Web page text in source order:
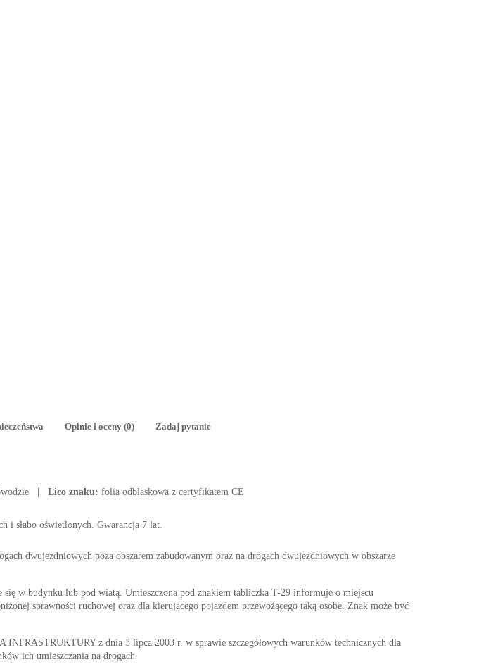
Opinie i oceny (0) Zadaj pytanie
Lico znaku: folia odblaskowa z certyfikatem CE
i słabo oświetlonych. Gwarancja 7 lat.
dwujezdniowych poza obszarem zabudowanym oraz na drogach dwujezdniowych w obszarze
się w budynku lub pod wiatą. Umieszczona pod znakiem tabliczka T-29 informuje o miejscu
sprawności ruchowej oraz dla kierującego pojazdem przewożącego taką osobę. Znak może być
z dnia 3 lipca 2003 r. w sprawie szczegółowych warunków technicznych dla
ich umieszczania na drogach